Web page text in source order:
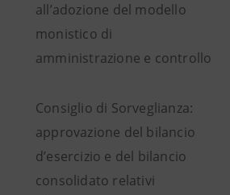
all’adozione del modello
monistico di
amministrazione e controllo
Consiglio di Sorveglianza:
approvazione del bilancio
d’esercizio e del bilancio
consolidato relativi